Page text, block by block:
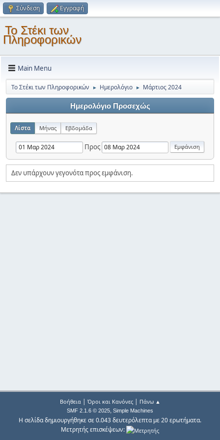
Σύνδεση Εγγραφή
Το Στέκι των
Πληροφορικών
Main Menu
Το Στέκι των Πληροφορικών ► Ημερολόγιο ► Μάρτιος 2024
Ημερολόγιο Προσεχώς
Λίστα Μήνας Εβδομάδα
Προς
Δεν υπάρχουν γεγονότα προς εμφάνιση.
Βοήθεια| Όροι και Κανόνες| Πάνω ▲
SMF 2.1.6 © 2025, Simple Machines
Η σελίδα δημιουργήθηκε σε 0.043 δευτερόλεπτα με 20 ερωτήματα.
Μετρητής επισκέψεων: